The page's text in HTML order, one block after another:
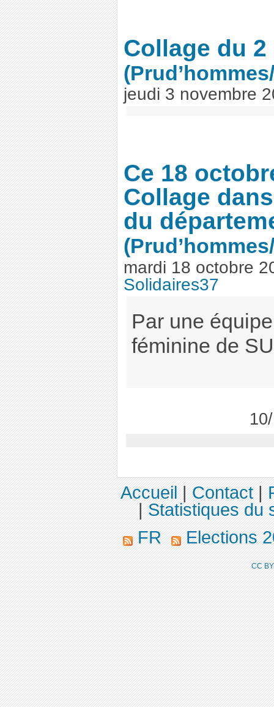
Collage du
jeudi 3 novembre
Ce 18
Collage
du
mardi 18 octobre
Solidaires37
Par une
féminine de
Accueil|Contact|
|Statistiques du
FR
Elections
CC